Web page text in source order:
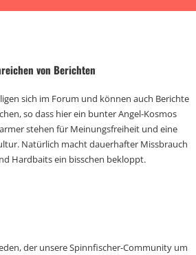
von Berichten
sich im Forum und können auch Berichte
so dass hier ein bunter Angel-Kosmos
stehen für Meinungsfreiheit und eine
Natürlich macht dauerhafter Missbrauch
Hardbaits ein bisschen bekloppt.
der unsere Spinnfischer-Community um